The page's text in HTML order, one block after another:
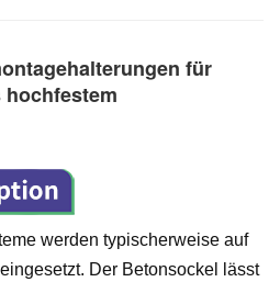
für
hochfestem
werden typischerweise auf
Der Betonsockel lässt